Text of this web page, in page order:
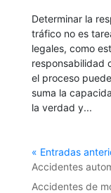
Determinar la
tráfico no es
legales, como
responsabilidad
el proceso
suma la
la verdad y...
« Entradas
Accidentes
Accidentes de